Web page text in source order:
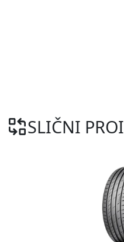
SLIČNI